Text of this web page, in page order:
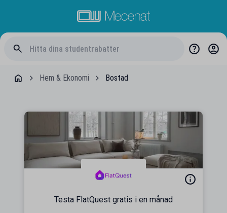
Hem & Ekonomi Bostad
Testa FlatQuest gratis i en månad